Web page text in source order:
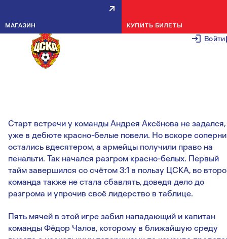
Войти
МАГАЗИН КУПИТЬ БИЛЕТЫ
КОМАНДА ДЮСШ ПФК ЦСКА
1998 Г.Р. РАЗГРОМИЛА
Старт встречи у команды Андрея Аксёнова не задался,
уже в дебюте красно-белые повели. Но вскоре
остались вдесятером, а армейцы получили право на
пенальти. Так начался разгром красно-белых. Первый
тайм завершился со счётом 3:1 в пользу ЦСКА, во
команда также не стала сбавлять, доведя дело до
разгрома и упрочив своё лидерство в таблице.
Пять мячей в этой игре забил нападающий и капитан
команды Фёдор Чалов, которому в ближайшую среду